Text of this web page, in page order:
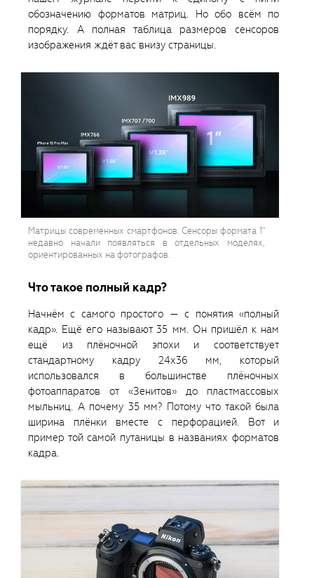
обозначению форматов матриц. Но обо всём по
порядку. А полная таблица размеров сенсоров
изображения ждёт вас внизу страницы.
Матрицы современных смартфонов. Сенсоры формата 1"
недавно начали появляться в отдельных моделях,
ориентированных на фотографов.
Что такое полный кадр?
Начнём с самого простого — с понятия «полный
кадр». Ещё его называют 35 мм. Он пришёл к нам
ещё из плёночной эпохи и соответствует
стандартному кадру 24х36 мм, который
использовался в большинстве плёночных
фотоаппаратов от «Зенитов» до пластмассовых
мыльниц. А почему 35 мм? Потому что такой была
ширина плёнки вместе с перфорацией. Вот и
пример той самой путаницы в названиях форматов
кадра.